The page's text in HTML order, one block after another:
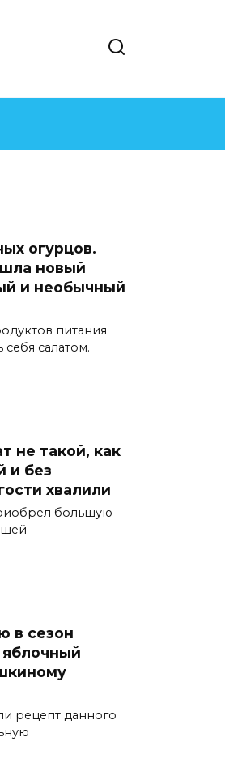
огурцов.
новый
и необычный
питания
салатом.
не такой, как
и без
хвалили
большую
в сезон
рецепт данного